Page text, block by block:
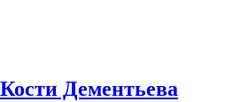
Дементьева